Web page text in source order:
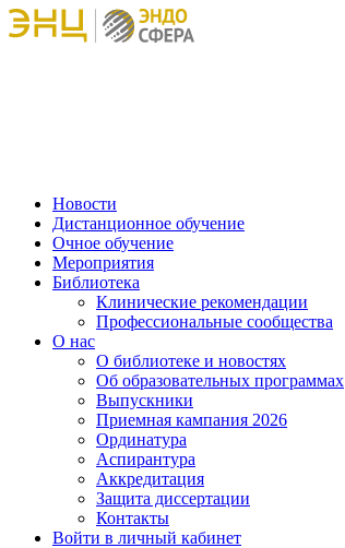
Новости
Дистанционное обучение
Очное обучение
Мероприятия
Библиотека
Клинические рекомендации
Профессиональные сообщества
О нас
О библиотеке и новостях
Об образовательных программах
Выпускники
Приемная кампания 2026
Ординатура
Аспирантура
Аккредитация
Защита диссертации
Контакты
Войти в личный кабинет